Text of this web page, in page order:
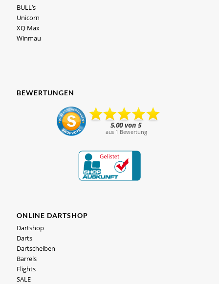
BULL’s
Unicorn
XQ Max
Winmau
BEWERTUNGEN
ONLINE DARTSHOP
Dartshop
Darts
Dartscheiben
Barrels
Flights
SALE